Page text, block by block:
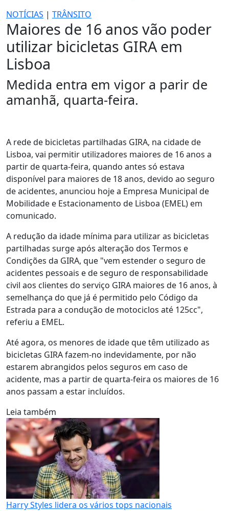
NOTÍCIAS | TRÂNSITO
Maiores de 16 anos vão poder
utilizar bicicletas GIRA em
Lisboa
Medida entra em vigor a parir de
amanhã, quarta-feira.
A rede de bicicletas partilhadas GIRA, na cidade de
Lisboa, vai permitir utilizadores maiores de 16 anos a
partir de quarta-feira, quando antes só estava
disponível para maiores de 18 anos, devido ao seguro
de acidentes, anunciou hoje a Empresa Municipal de
Mobilidade e Estacionamento de Lisboa (EMEL) em
comunicado.
A redução da idade mínima para utilizar as bicicletas
partilhadas surge após alteração dos Termos e
Condições da GIRA, que "vem estender o seguro de
acidentes pessoais e de seguro de responsabilidade
civil aos clientes do serviço GIRA maiores de 16 anos, à
semelhança do que já é permitido pelo Código da
Estrada para a condução de motociclos até 125cc",
referiu a EMEL.
Até agora, os menores de idade que têm utilizado as
bicicletas GIRA fazem-no indevidamente, por não
estarem abrangidos pelos seguros em caso de
acidente, mas a partir de quarta-feira os maiores de 16
anos passam a estar incluídos.
Leia também
Harry Styles lidera os vários tops nacionais